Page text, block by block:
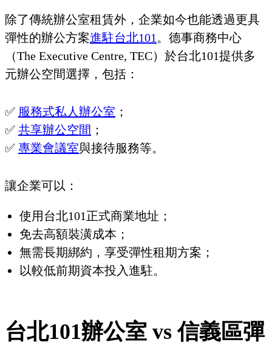
除了傳統辦公室租賃外，企業如今也能透過更具
彈性的辦公方案進駐台北101 。德事商務中心
（The Executive Centre, TEC）於台北101提供多
元辦公空間選擇，包括：
✅ 服務式私人辦公室 ；
✅ 共享辦公空間 ；
✅ 專業會議室與接待服務等。
讓企業可以：
使用台北101正式商業地址；
免去高額裝潢成本；
無需長期綁約，享受彈性租期方案；
以較低前期資本投入進駐。
台北101辦公室 vs 信義區彈